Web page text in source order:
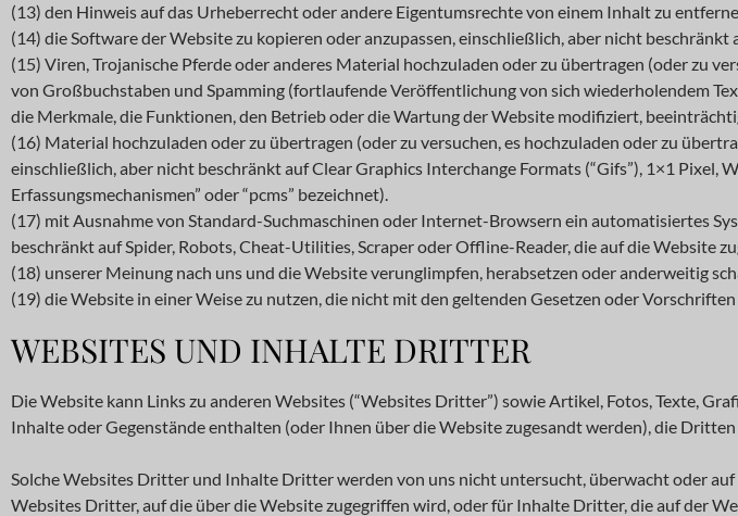
(13) den Hinweis auf das Urheberrecht oder andere Eigentumsrechte von einem Inhalt zu
(14) die Software der Website zu kopieren oder anzupassen, einschließlich, aber nicht beschränkt
(15) Viren, Trojanische Pferde oder anderes Material hochzuladen oder zu übertragen (oder zu
von Großbuchstaben und Spamming (fortlaufende Veröffentlichung von sich wiederholendem
die Merkmale, die Funktionen, den Betrieb oder die Wartung der Website modifiziert,
(16) Material hochzuladen oder zu übertragen (oder zu versuchen, es hochzuladen oder zu
einschließlich, aber nicht beschränkt auf Clear Graphics Interchange Formats (“Gifs”), 1×1 Pixel,
Erfassungsmechanismen” oder “pcms” bezeichnet).
(17) mit Ausnahme von Standard-Suchmaschinen oder Internet-Browsern ein automatisiertes
beschränkt auf Spider, Robots, Cheat-Utilities, Scraper oder Offline-Reader, die auf die
(18) unserer Meinung nach uns und die Website verunglimpfen, herabsetzen oder anderweitig
(19) die Website in einer Weise zu nutzen, die nicht mit den geltenden Gesetzen oder
WEBSITES UND INHALTE DRITTER
Die Website kann Links zu anderen Websites (“Websites Dritter”) sowie Artikel, Fotos, Texte,
Inhalte oder Gegenstände enthalten (oder Ihnen über die Website zugesandt werden), die
Solche Websites Dritter und Inhalte Dritter werden von uns nicht untersucht, überwacht oder
Websites Dritter, auf die über die Website zugegriffen wird, oder für Inhalte Dritter, die auf der